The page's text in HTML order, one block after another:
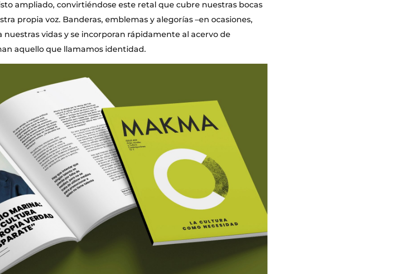
ampliado, convirtiéndose este retal que cubre nuestras bocas
propia voz. Banderas, emblemas y alegorías –en ocasiones,
nuestras vidas y se incorporan rápidamente al acervo de
aquello que llamamos identidad.